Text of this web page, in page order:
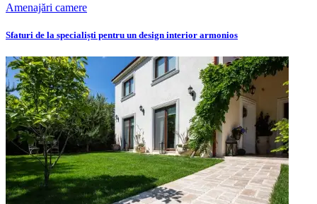
Amenajări camere
Sfaturi de la specialiști pentru un design interior armonios